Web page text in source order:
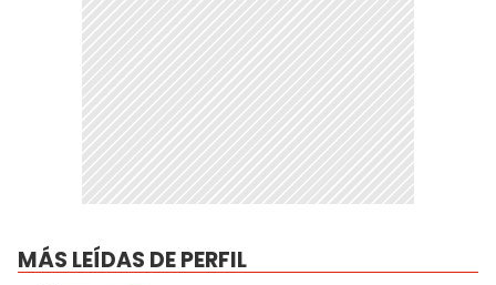
MÁS LEÍDAS DE PERFIL